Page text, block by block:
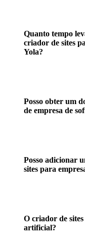
Quanto tempo
criador de sites
Yola?
Posso obter um
de empresa de
Posso adicionar
sites para
O criador de
artificial?